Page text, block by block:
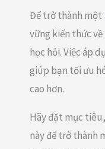
Để trở thành một
vững kiến thức
học hỏi. Việc áp
giúp bạn tối ưu
cao hơn.
Hãy đặt mục
này để trở thành